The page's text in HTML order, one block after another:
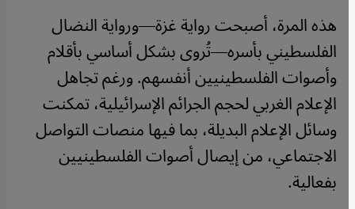
هذه المرة، أصبحت رواية غزة—ورواية النضال
الفلسطيني بأسره—تُروى بشكل أساسي بأقلام
وأصوات الفلسطينيين أنفسهم. ورغم تجاهل
الإعلام الغربي لحجم الجرائم الإسرائيلية، تمكنت
وسائل الإعلام البديلة، بما فيها منصات التواصل
الاجتماعي، من إيصال أصوات الفلسطينيين
بفعالية.